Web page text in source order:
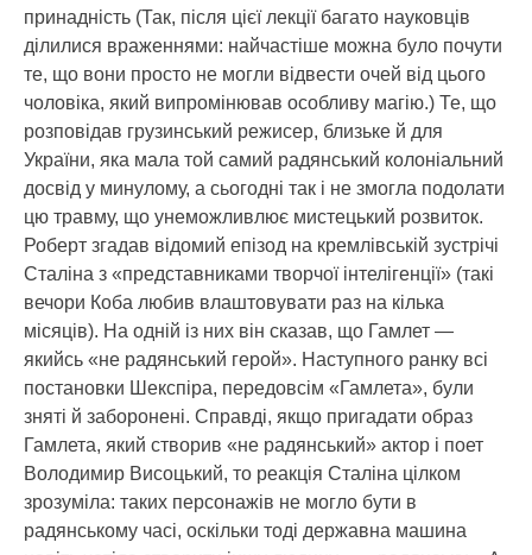
принадність (Так, після цієї лекції багато науковців
ділилися враженнями: найчастіше можна було почути
те, що вони просто не могли відвести очей від цього
чоловіка, який випромінював особливу магію.) Те, що
розповідав грузинський режисер, близьке й для
України, яка мала той самий радянський колоніальний
досвід у минулому, а сьогодні так і не змогла подолати
цю травму, що унеможливлює мистецький розвиток.
Роберт згадав відомий епізод на кремлівській зустрічі
Сталіна з «представниками творчої інтелігенції» (такі
вечори Коба любив влаштовувати раз на кілька
місяців). На одній із них він сказав, що Гамлет —
якийсь «не радянський герой». Наступного ранку всі
постановки Шекспіра, передовсім «Гамлета», були
зняті й заборонені. Справді, якщо пригадати образ
Гамлета, який створив «не радянський» актор і поет
Володимир Висоцький, то реакція Сталіна цілком
зрозуміла: таких персонажів не могло бути в
радянському часі, оскільки тоді державна машина